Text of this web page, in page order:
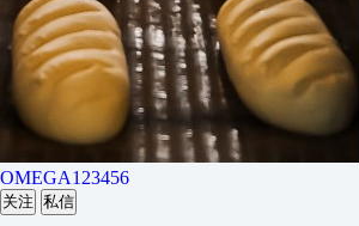
OMEGA123456
关注 私信